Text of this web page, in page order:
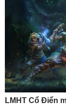
LMHT Cổ Điển